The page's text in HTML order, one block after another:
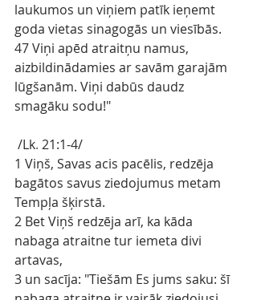
laukumos un viņiem patīk ieņemt
goda vietas sinagogās un viesībās.
47 Viņi apēd atraitņu namus,
aizbildinādamies ar savām garajām
lūgšanām. Viņi dabūs daudz
smagāku sodu!"
/Lk. 21:1-4/
1 Viņš, Savas acis pacēlis, redzēja
bagātos savus ziedojumus metam
Tempļa šķirstā.
2 Bet Viņš redzēja arī, ka kāda
nabaga atraitne tur iemeta divi
artavas,
3 un sacīja: "Tiešām Es jums saku: šī